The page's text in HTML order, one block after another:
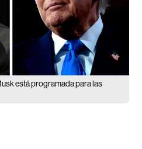
está programada para las